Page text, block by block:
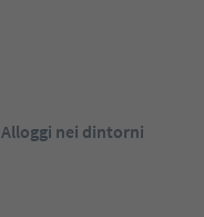
Alloggi nei dintorni